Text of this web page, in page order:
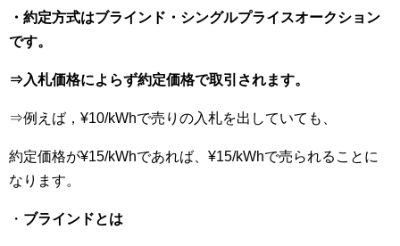
・約定方式はブラインド・シングルプライスオークション
です。
⇒入札価格によらず約定価格で取引されます。
⇒例えば，¥10/kWhで売りの入札を出していても、
約定価格が¥15/kWhであれば、¥15/kWhで売られることに
なります。
・ ブラインドとは